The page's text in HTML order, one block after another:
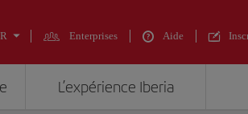
Enterprises Aide
L’expérience Iberia